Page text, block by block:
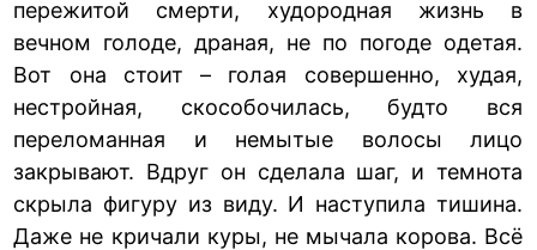
пережитой смерти, худородная жизнь в
вечном голоде, драная, не по погоде одетая.
Вот она стоит – голая совершенно, худая,
нестройная, скособочилась, будто вся
переломанная и немытые волосы лицо
закрывают. Вдруг он сделала шаг, и темнота
скрыла фигуру из виду. И наступила тишина.
Даже не кричали куры, не мычала корова. Всё